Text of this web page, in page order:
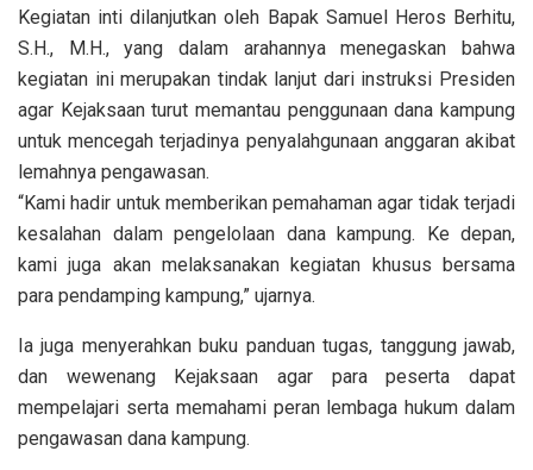
Kegiatan inti dilanjutkan oleh Bapak Samuel Heros Berhitu,
S.H., M.H., yang dalam arahannya menegaskan bahwa
kegiatan ini merupakan tindak lanjut dari instruksi Presiden
agar Kejaksaan turut memantau penggunaan dana kampung
untuk mencegah terjadinya penyalahgunaan anggaran akibat
lemahnya pengawasan.
“Kami hadir untuk memberikan pemahaman agar tidak terjadi
kesalahan dalam pengelolaan dana kampung. Ke depan,
kami juga akan melaksanakan kegiatan khusus bersama
para pendamping kampung,” ujarnya.
Ia juga menyerahkan buku panduan tugas, tanggung jawab,
dan wewenang Kejaksaan agar para peserta dapat
mempelajari serta memahami peran lembaga hukum dalam
pengawasan dana kampung.